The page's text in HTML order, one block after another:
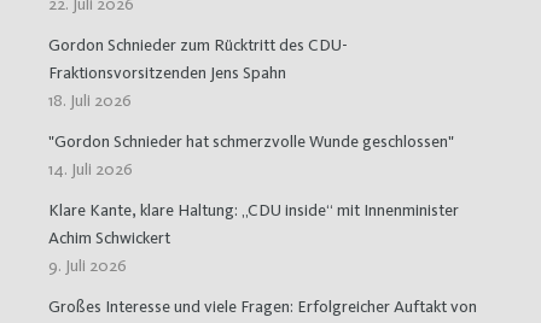
Gordon Schnieder zum Rücktritt des CDU-
Fraktionsvorsitzenden Jens Spahn
18. Juli 2026
"Gordon Schnieder hat schmerzvolle Wunde geschlossen"
14. Juli 2026
Klare Kante, klare Haltung: „CDU inside“ mit Innenminister
Achim Schwickert
9. Juli 2026
Großes Interesse und viele Fragen: Erfolgreicher Auftakt von